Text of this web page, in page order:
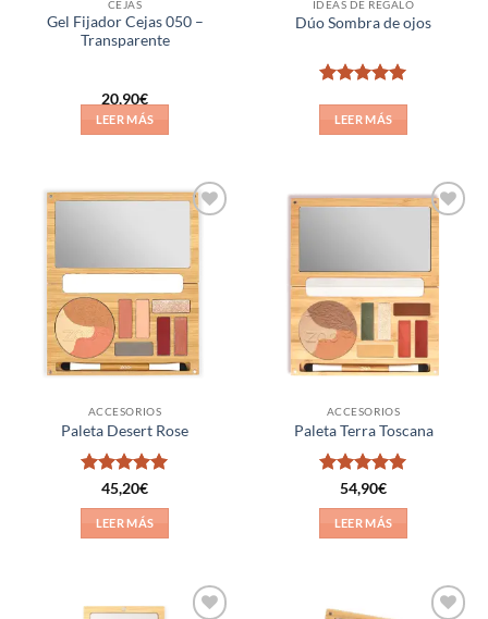
CEJAS
Gel Fijador Cejas 050 –
Transparente
20,90€
LEER MÁS
IDEAS DE REGALO
Dúo Sombra de ojos
con5de 5
LEER MÁS
Añadir
a la
lista de
deseos
ACCESORIOS
Paleta Desert Rose
Valorado
con5de 5
45,20€
LEER MÁS
Añadir
a la
deseos
ACCESORIOS
Paleta Terra Toscana
Valorado
con5de 5
54,90€
LEER MÁS